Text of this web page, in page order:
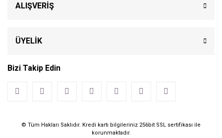
ALIŞVERİŞ
ÜYELİK
Bizi Takip Edin
© Tüm Hakları Saklıdır. Kredi kartı bilgileriniz 256bit SSL sertifikası ile
korunmaktadır.